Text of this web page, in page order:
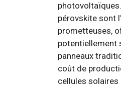
pérovskite sont
prometteuses,
potentiellement
panneaux
coût de
cellules solaires